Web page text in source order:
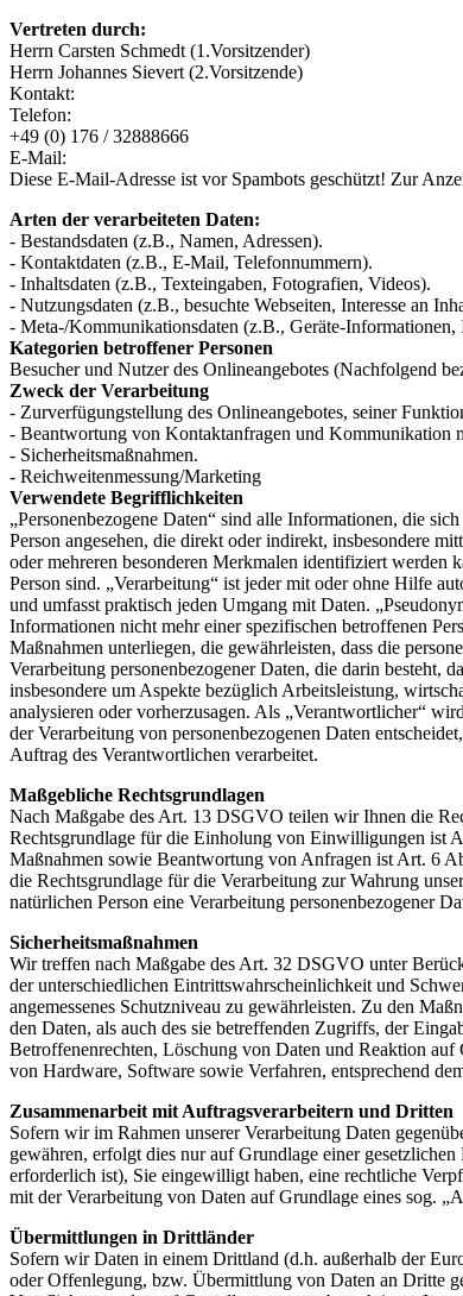
Vertreten durch:
Herrn Carsten Schmedt (1.Vorsitzender)
Herrn Johannes Sievert (2.Vorsitzende)
Kontakt:
Telefon:
+49 (0) 176 / 32888666
E-Mail:
Diese E-Mail-Adresse ist vor Spambots geschützt! Zur
Arten der verarbeiteten Daten:
- Bestandsdaten (z.B., Namen, Adressen).
- Kontaktdaten (z.B., E-Mail, Telefonnummern).
- Inhaltsdaten (z.B., Texteingaben, Fotografien, Videos).
- Nutzungsdaten (z.B., besuchte Webseiten, Interesse an
- Meta-/Kommunikationsdaten (z.B., Geräte-Informationen,
Kategorien betroffener Personen
Besucher und Nutzer des Onlineangebotes (Nachfolgend
Zweck der Verarbeitung
- Zurverfügungstellung des Onlineangebotes, seiner
- Beantwortung von Kontaktanfragen und Kommunikation
- Sicherheitsmaßnahmen.
- Reichweitenmessung/Marketing
Verwendete Begrifflichkeiten
„Personenbezogene Daten“ sind alle Informationen, die
Person angesehen, die direkt oder indirekt, insbesondere
oder mehreren besonderen Merkmalen identifiziert werden
Person sind. „Verarbeitung“ ist jeder mit oder ohne Hilfe
und umfasst praktisch jeden Umgang mit Daten.
Informationen nicht mehr einer spezifischen betroffenen
Maßnahmen unterliegen, die gewährleisten, dass die
Verarbeitung personenbezogener Daten, die darin besteht,
insbesondere um Aspekte bezüglich Arbeitsleistung,
analysieren oder vorherzusagen. Als „Verantwortlicher“
der Verarbeitung von personenbezogenen Daten
Auftrag des Verantwortlichen verarbeitet.
Maßgebliche Rechtsgrundlagen
Nach Maßgabe des Art. 13 DSGVO teilen wir Ihnen die
Rechtsgrundlage für die Einholung von Einwilligungen ist
Maßnahmen sowie Beantwortung von Anfragen ist Art. 6
die Rechtsgrundlage für die Verarbeitung zur Wahrung
natürlichen Person eine Verarbeitung personenbezogener
Sicherheitsmaßnahmen
Wir treffen nach Maßgabe des Art. 32 DSGVO unter
der unterschiedlichen Eintrittswahrscheinlichkeit und
angemessenes Schutzniveau zu gewährleisten. Zu den
den Daten, als auch des sie betreffenden Zugriffs, der
Betroffenenrechten, Löschung von Daten und Reaktion
von Hardware, Software sowie Verfahren, entsprechend
Zusammenarbeit mit Auftragsverarbeitern und Dritten
Sofern wir im Rahmen unserer Verarbeitung Daten
gewähren, erfolgt dies nur auf Grundlage einer
erforderlich ist), Sie eingewilligt haben, eine rechtliche
mit der Verarbeitung von Daten auf Grundlage eines sog.
Übermittlungen in Drittländer
Sofern wir Daten in einem Drittland (d.h. außerhalb der
oder Offenlegung, bzw. Übermittlung von Daten an Dritte